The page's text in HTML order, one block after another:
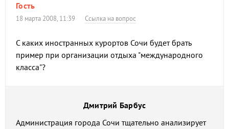
Гость
18 марта 2008, 11:39 Ссылка на вопрос
С каких иностранных курортов Сочи будет брать
пример при организации отдыха "международного
класса"?
Дмитрий Барбус
Администрация города Сочи тщательно анализирует